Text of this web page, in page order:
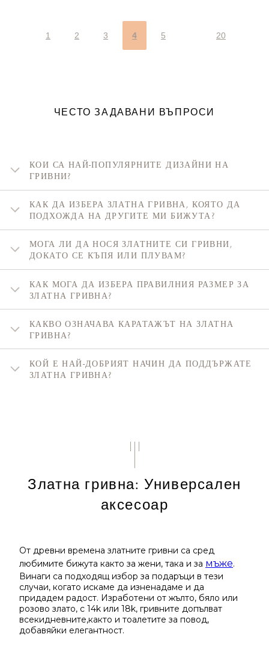
1 2 3 4 5 20
ЧЕСТО ЗАДАВАНИ ВЪПРОСИ
КОИ СА НАЙ-ПОПУЛЯРНИТЕ ДИЗАЙНИ НА
ГРИВНИ?
КАК ДА ИЗБЕРА ЗЛАТНА ГРИВНА, КОЯТО ДА
ПОДХОЖДА НА ДРУГИТЕ МИ БИЖУТА?
МОГА ЛИ ДА НОСЯ ЗЛАТНИТЕ СИ ГРИВНИ,
ДОКАТО СЕ КЪПЯ ИЛИ ПЛУВАМ?
КАК МОГА ДА ИЗБЕРА ПРАВИЛНИЯ РАЗМЕР ЗА
ЗЛАТНА ГРИВНА?
КАКВО ОЗНАЧАВА КАРАТАЖЪТ НА ЗЛАТНА
ГРИВНА?
КОЙ Е НАЙ-ДОБРИЯТ НАЧИН ДА ПОДДЪРЖАТЕ
ЗЛАТНА ГРИВНА?
Златна гривна: Универсален
аксесоар
От древни времена златните гривни са сред
любимите бижута както за жени, така и за мъже.
Винаги са подходящ избор за подаръци в тези
случаи, когато искаме да изненадаме и да
придадем радост. Изработени от жълто, бяло или
розово злато, с 14k или 18k, гривните допълват
всекидневните,както и тоалетите за повод,
добавяйки елегантност.